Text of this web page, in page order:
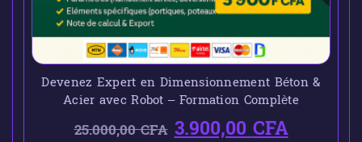
Devenez Expert en Dimensionnement Béton &
Acier avec Robot – Formation Complète
25.000,00CFA 3.900,00CFA